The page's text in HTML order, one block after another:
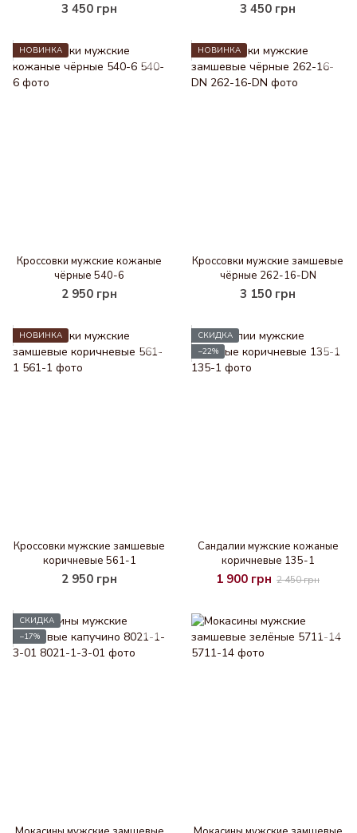
3 450 грн 3 450 грн
НОВИНКА
Кроссовки мужские кожаные
чёрные 540-6
2 950 грн
НОВИНКА
Кроссовки мужские замшевые
чёрные 262-16-DN
3 150 грн
НОВИНКА
Кроссовки мужские замшевые
коричневые 561-1
2 950 грн
СКИДКА
−22%
Cандалии мужские кожаные
коричневые 135-1
1 900 грн 2 450 грн
СКИДКА
−17%